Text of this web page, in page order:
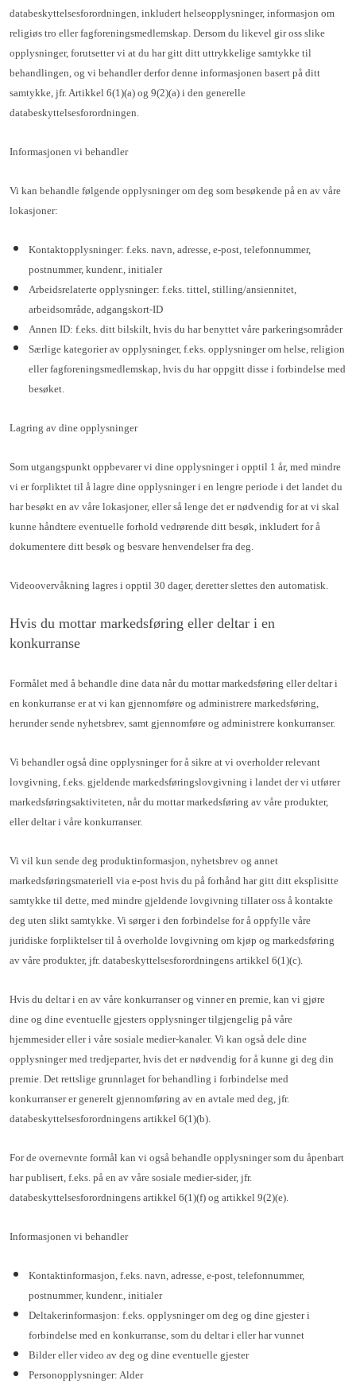
databeskyttelsesforordningen, inkludert helseopplysninger, informasjon om
religiøs tro eller fagforeningsmedlemskap. Dersom du likevel gir oss slike
opplysninger, forutsetter vi at du har gitt ditt uttrykkelige samtykke til
behandlingen, og vi behandler derfor denne informasjonen basert på ditt
samtykke, jfr. Artikkel 6(1)(a) og 9(2)(a) i den generelle
databeskyttelsesforordningen.
Informasjonen vi behandler
Vi kan behandle følgende opplysninger om deg som besøkende på en av våre
lokasjoner:
Kontaktopplysninger: f.eks. navn, adresse, e-post, telefonnummer,
postnummer, kundenr., initialer
Arbeidsrelaterte opplysninger: f.eks. tittel, stilling/ansiennitet,
arbeidsområde, adgangskort-ID
Annen ID: f.eks. ditt bilskilt, hvis du har benyttet våre parkeringsområder
Særlige kategorier av opplysninger, f.eks. opplysninger om helse, religion
eller fagforeningsmedlemskap, hvis du har oppgitt disse i forbindelse med
besøket.
Lagring av dine opplysninger
Som utgangspunkt oppbevarer vi dine opplysninger i opptil 1 år, med mindre
vi er forpliktet til å lagre dine opplysninger i en lengre periode i det landet du
har besøkt en av våre lokasjoner, eller så lenge det er nødvendig for at vi skal
kunne håndtere eventuelle forhold vedrørende ditt besøk, inkludert for å
dokumentere ditt besøk og besvare henvendelser fra deg.
Videoovervåkning lagres i opptil 30 dager, deretter slettes den automatisk.
Hvis du mottar markedsføring eller deltar i en
konkurranse
Formålet med å behandle dine data når du mottar markedsføring eller deltar i
en konkurranse er at vi kan gjennomføre og administrere markedsføring,
herunder sende nyhetsbrev, samt gjennomføre og administrere konkurranser.
Vi behandler også dine opplysninger for å sikre at vi overholder relevant
lovgivning, f.eks. gjeldende markedsføringslovgivning i landet der vi utfører
markedsføringsaktiviteten, når du mottar markedsføring av våre produkter,
eller deltar i våre konkurranser.
Vi vil kun sende deg produktinformasjon, nyhetsbrev og annet
markedsføringsmateriell via e-post hvis du på forhånd har gitt ditt eksplisitte
samtykke til dette, med mindre gjeldende lovgivning tillater oss å kontakte
deg uten slikt samtykke. Vi sørger i den forbindelse for å oppfylle våre
juridiske forpliktelser til å overholde lovgivning om kjøp og markedsføring
av våre produkter, jfr. databeskyttelsesforordningens artikkel 6(1)(c).
Hvis du deltar i en av våre konkurranser og vinner en premie, kan vi gjøre
dine og dine eventuelle gjesters opplysninger tilgjengelig på våre
hjemmesider eller i våre sosiale medier-kanaler. Vi kan også dele dine
opplysninger med tredjeparter, hvis det er nødvendig for å kunne gi deg din
premie. Det rettslige grunnlaget for behandling i forbindelse med
konkurranser er generelt gjennomføring av en avtale med deg, jfr.
databeskyttelsesforordningens artikkel 6(1)(b).
For de overnevnte formål kan vi også behandle opplysninger som du åpenbart
har publisert, f.eks. på en av våre sosiale medier-sider, jfr.
databeskyttelsesforordningens artikkel 6(1)(f) og artikkel 9(2)(e).
Informasjonen vi behandler
Kontaktinformasjon, f.eks. navn, adresse, e-post, telefonnummer,
postnummer, kundenr., initialer
Deltakerinformasjon: f.eks. opplysninger om deg og dine gjester i
forbindelse med en konkurranse, som du deltar i eller har vunnet
Bilder eller video av deg og dine eventuelle gjester
Personopplysninger: Alder